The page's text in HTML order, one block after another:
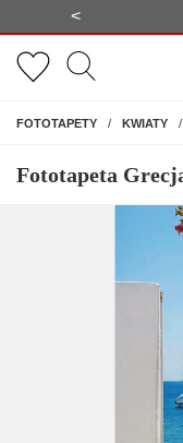
<
FOTOTAPETYNA ŚCIANĘ
KWIATY
Fototapeta